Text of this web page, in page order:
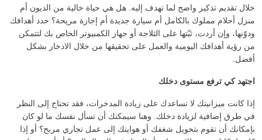
خلال تقديم تذكير واضح لما تهدف إليه. هل هي حياة خالية من الديون أم
منزل أحلام مملوك بالكامل أم سيارة جديدة أم إجازة مريحة؟ حدد أهدافك
ودوّنها، وإن أردت، ثبّتها على الثلاجة أو جهاز الكمبيوتر الخاص بك لتتمكن
من رؤية أهدافك اليومية والعمل على تحقيقها من خلال الادخار بشكل
أفضل.
اجتهد كي ترفع مستوى دخلك
إذا كانت ميزانيتك لا تساعدك على زيادة المدخرات، فقد تحتاج إلى النظر
في طرق إضافية لزيادة دخلك. وهنا سيمكنك أن تسأل نفسك ما لو كان
بإمكانك أن تقوم بتحويل شغفك أو هوايتك إلى عمل تجاري مربح؟ أو إذا